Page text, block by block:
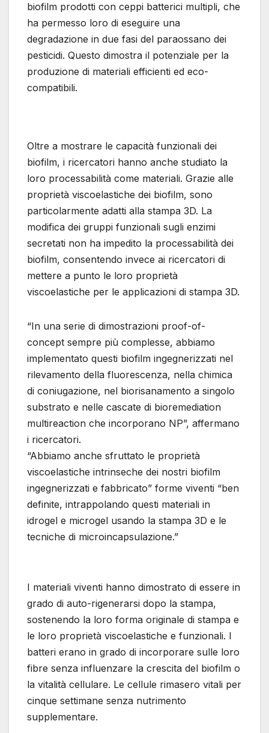
biofilm prodotti con ceppi batterici multipli, che
ha permesso loro di eseguire una
degradazione in due fasi del paraossano dei
pesticidi. Questo dimostra il potenziale per la
produzione di materiali efficienti ed eco-
compatibili.
Oltre a mostrare le capacità funzionali dei
biofilm, i ricercatori hanno anche studiato la
loro processabilità come materiali. Grazie alle
proprietà viscoelastiche dei biofilm, sono
particolarmente adatti alla stampa 3D. La
modifica dei gruppi funzionali sugli enzimi
secretati non ha impedito la processabilità dei
biofilm, consentendo invece ai ricercatori di
mettere a punto le loro proprietà
viscoelastiche per le applicazioni di stampa 3D.
“In una serie di dimostrazioni proof-of-
concept sempre più complesse, abbiamo
implementato questi biofilm ingegnerizzati nel
rilevamento della fluorescenza, nella chimica
di coniugazione, nel biorisanamento a singolo
substrato e nelle cascate di bioremediation
multireaction che incorporano NP”, affermano
i ricercatori.
“Abbiamo anche sfruttato le proprietà
viscoelastiche intrinseche dei nostri biofilm
ingegnerizzati e fabbricato” forme viventi “ben
definite, intrappolando questi materiali in
idrogel e microgel usando la stampa 3D e le
tecniche di microincapsulazione.”
I materiali viventi hanno dimostrato di essere in
grado di auto-rigenerarsi dopo la stampa,
sostenendo la loro forma originale di stampa e
le loro proprietà viscoelastiche e funzionali. I
batteri erano in grado di incorporare sulle loro
fibre senza influenzare la crescita del biofilm o
la vitalità cellulare. Le cellule rimasero vitali per
cinque settimane senza nutrimento
supplementare.